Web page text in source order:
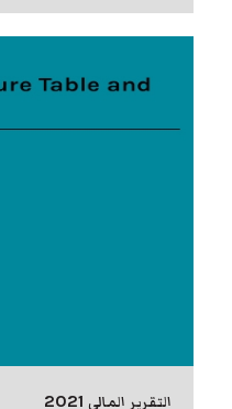
التقرير المالي 2021